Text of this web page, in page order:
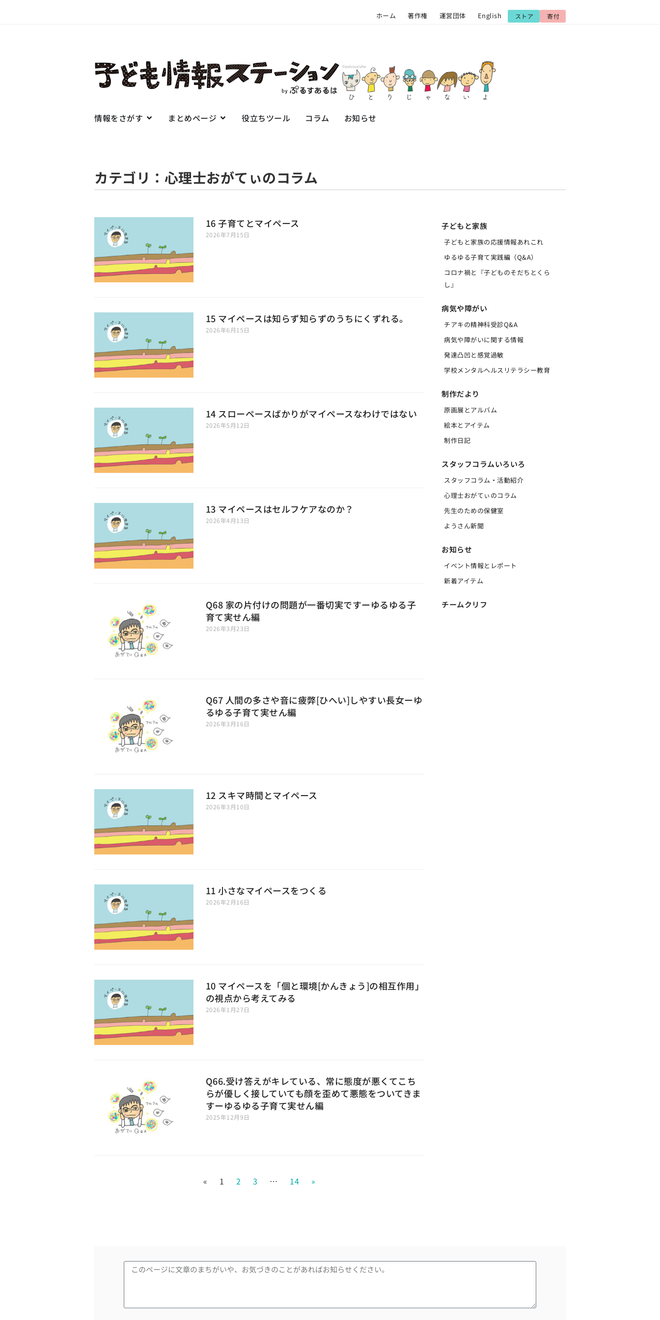
ホーム 著作権 運営団体 English ストア 寄付
情報をさがす まとめページ 役立ちツール コラム お知らせ
カテゴリ：心理士おがてぃのコラム
16 子育てとマイペース
2026年7月15日
15 マイペースは知らず知らずのうちにくずれる。
2026年6月15日
14 スローペースばかりがマイペースなわけではない
2026年5月12日
13 マイペースはセルフケアなのか？
2026年4月13日
Q68 家の片付けの問題が一番切実ですーゆるゆる子
育て実せん編
2026年3月23日
Q67 人間の多さや音に疲弊[ひへい]しやすい長女ーゆ
るゆる子育て実せん編
2026年3月16日
12 スキマ時間とマイペース
2026年3月10日
11 小さなマイペースをつくる
2026年2月16日
10 マイペースを「個と環境[かんきょう]の相互作用」
の視点から考えてみる
2026年1月27日
Q66.受け答えがキレている、常に態度が悪くてこち
らが優しく接していても顔を歪めて悪態をついてきま
すーゆるゆる子育て実せん編
2025年12月9日
« 1 2 3 … 14 »
子どもと家族
子どもと家族の応援情報あれこれ
ゆるゆる子育て実践編（Q&A）
コロナ禍と『子どものそだちとくら
し』
病気や障がい
チアキの精神科受診Q&A
病気や障がいに関する情報
発達凸凹と感覚過敏
学校メンタルへルスリテラシー教育
制作だより
原画展とアルバム
絵本とアイテム
制作日記
スタッフコラムいろいろ
スタッフコラム・活動紹介
心理士おがてぃのコラム
先生のための保健室
ようさん新聞
お知らせ
イベント情報とレポート
新着アイテム
チームクリフ